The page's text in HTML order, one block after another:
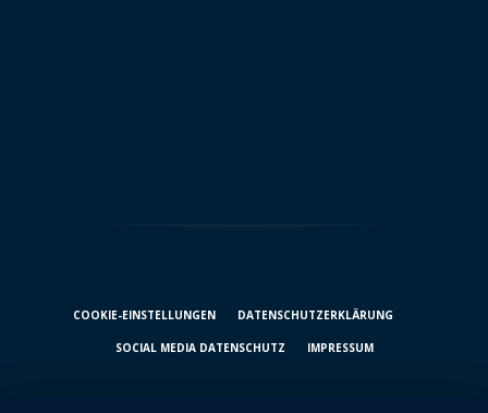
COOKIE-EINSTELLUNGEN DATENSCHUTZ­ERKLÄRUNG
SOCIAL MEDIA DATENSCHUTZ IMPRESSUM